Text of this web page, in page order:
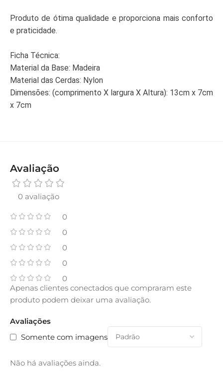
Produto de ótima qualidade e proporciona mais conforto
e praticidade.
Ficha Técnica:
Material da Base: Madeira
Material das Cerdas: Nylon
Dimensões: (comprimento X largura X Altura): 13cm x 7cm
x 7cm
Avaliação
0 avaliação
0
0
0
0
0
Avaliações
Somente com imagens
Não há avaliações ainda.
Apenas clientes conectados que compraram este
produto podem deixar uma avaliação.